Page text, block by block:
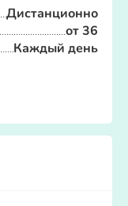
Дистанционно
от 36
Каждый день